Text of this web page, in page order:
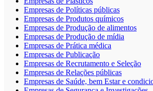
Empresas de Políticas públicas
Empresas de Produtos químicos
Empresas de Produção de alimentos
Empresas de Produção de mídia
Empresas de Prática médica
Empresas de Publicação
Empresas de Recrutamento e Seleção
Empresas de Relações públicas
Empresas de Saúde, bem Estar e